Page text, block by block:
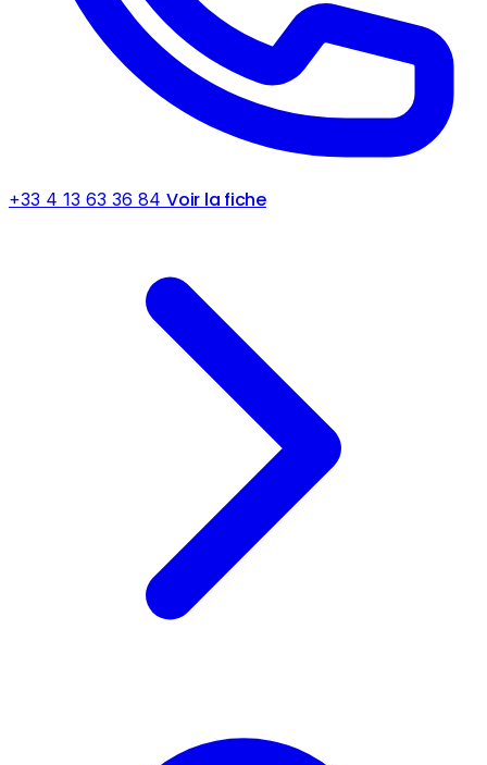
+33 4 13 63 36 84 Voir la fiche